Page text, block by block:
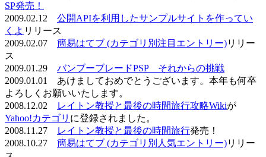
SP発売！
2009.02.12 公開APIを利用したサンプルサイトを作ってい
くよ リリース
2009.02.07 簡易はてブ (カテゴリ別注目エントリー)リリー
ス
2009.01.29 バンブーブレードPSP それからの挑戦
2009.01.01 あけましておめでとうございます。本年も何卒
よろしくお願いいたします。
2008.12.02
レイトン教授と最後の時間旅行攻略Wikiが
Yahoo!カテゴリ に登録されました。
2008.11.27
レイトン教授と最後の時間旅行発売！
2008.10.27 簡易はてブ (カテゴリ別人気エントリー)リリー